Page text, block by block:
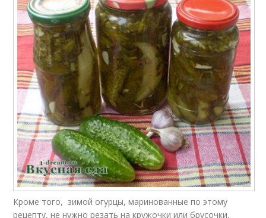
Кроме того, зимой огурцы, маринованные по этому
рецепту, не нужно резать на кружочки или брусочки,